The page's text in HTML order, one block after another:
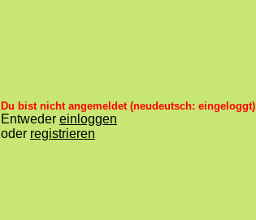
Du bist nicht angemeldet (neudeutsch: eingeloggt)
Entweder einloggen
oder registrieren